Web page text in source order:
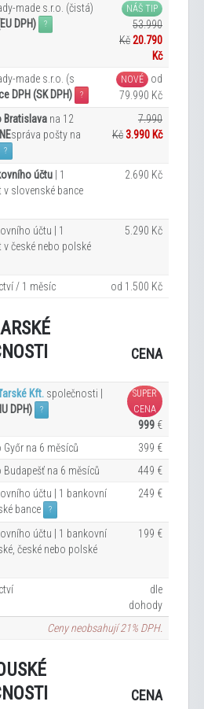
made s.r.o. (čistá)
DPH) ?
NÁŠ TIP
53.990
Kč20.790
Kč
made s.r.o. (s
DPH (SK DPH) ?
NOVÉ
od
79.990 Kč
Bratislava na 12
správa pošty na
?
7.990
Kč3.990 Kč
účtu | 1
v slovenské bance
2.690 Kč
účtu | 1
v české nebo polské
5.290 Kč
/ 1 měsíc od 1.500 Kč
CENA
Kft. společnosti |
DPH)
?
SUPER
CENA
999 €
na 6 měsíců
399 €
na 6 měsíců
449 €
účtu | 1 bankovní
bance
?
249 €
účtu | 1 bankovní
české nebo polské
199 €
dle
dohody
Ceny neobsahují 21% DPH.
CENA